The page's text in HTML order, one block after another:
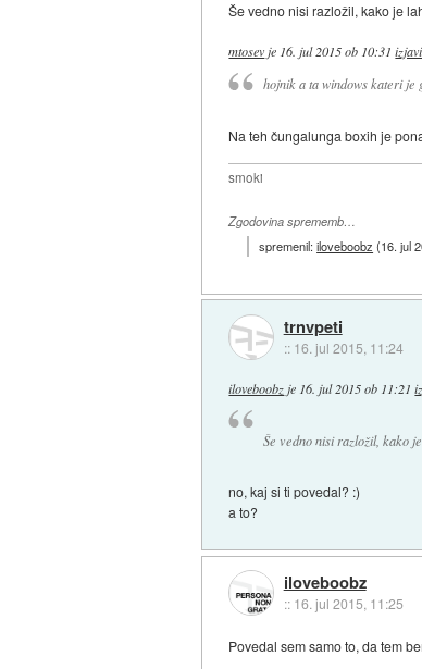
Še vedno nisi razložil, kako je
mtosev je 16. jul 2015 ob 10:31
hojnik a ta windows kateri je
Na teh čungalunga boxih je
smoki
Zgodovina sprememb…
spremenil:iloveboobz (16. jul
trnvpeti
:: 16. jul 2015, 11:24
iloveboobzje 16. jul 2015 ob 11:21
Še vedno nisi razložil, kako
no, kaj si ti povedal? :)
a to?
iloveboobz
:: 16. jul 2015, 11:25
Povedal sem samo to, da tem